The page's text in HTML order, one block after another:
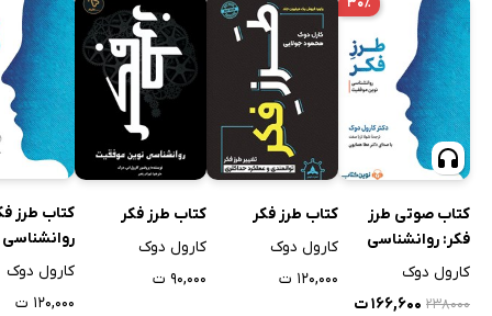
۳۰٪
کتاب صوتی طرز
فکر: روانشناسی
نوین موفقیت
کارول دوک
۲۳۸۰۰۰ ۱۶۶,۶۰۰ ت
کتاب طرز فکر
کارول دوک
۱۲۰,۰۰۰ ت
کتاب طرز فکر
کارول دوک
۹۰,۰۰۰ ت
کتاب طرز
موفقیت
کارول دوک
۱۲۰,۰۰۰ ت